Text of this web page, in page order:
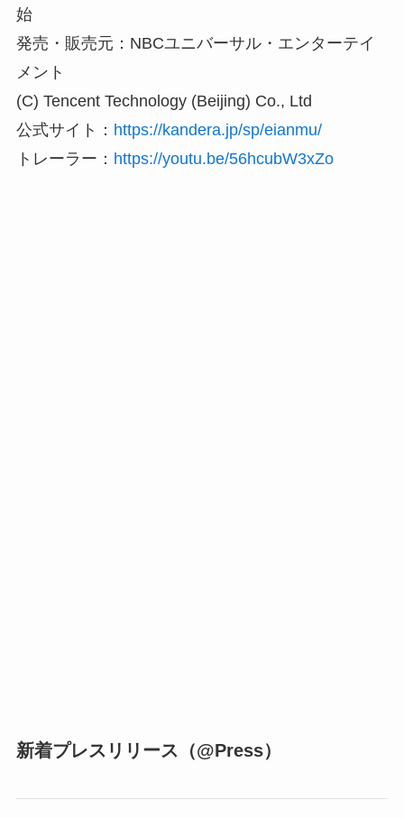
始
発売・販売元：NBCユニバーサル・エンターテイ
メント
(C) Tencent Technology (Beijing) Co., Ltd
公式サイト： https://kandera.jp/sp/eianmu/
トレーラー： https://youtu.be/56hcubW3xZo
新着プレスリリース（@Press）